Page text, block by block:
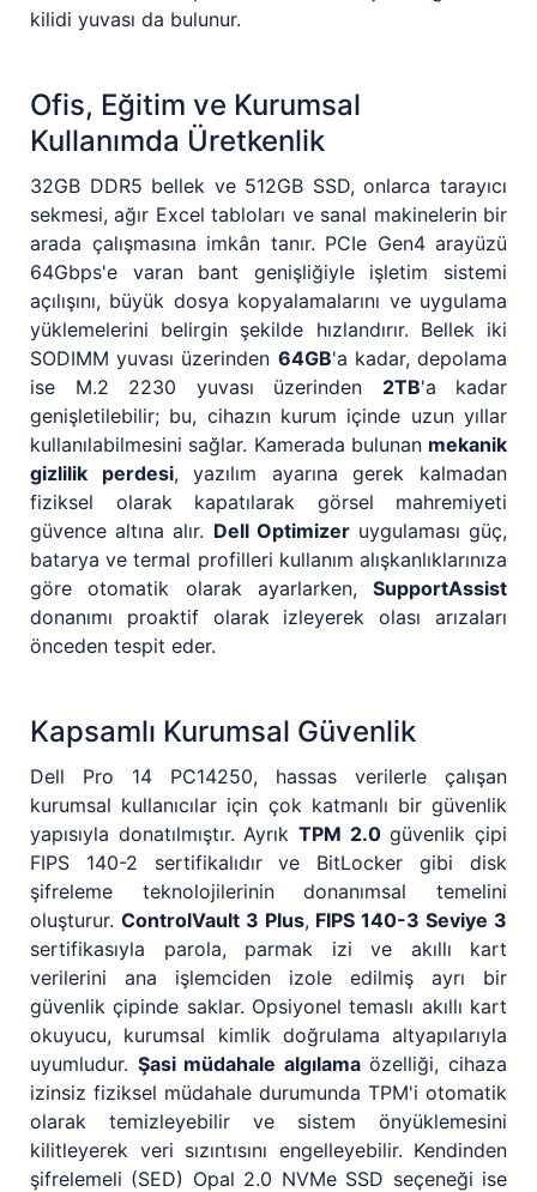
kilidi yuvası da bulunur.
Ofis, Eğitim ve Kurumsal
Kullanımda Üretkenlik
32GB DDR5 bellek ve 512GB SSD, onlarca tarayıcı
sekmesi, ağır Excel tabloları ve sanal makinelerin bir
arada çalışmasına imkân tanır. PCIe Gen4 arayüzü
64Gbps'e varan bant genişliğiyle işletim sistemi
açılışını, büyük dosya kopyalamalarını ve uygulama
yüklemelerini belirgin şekilde hızlandırır. Bellek iki
SODIMM yuvası üzerinden 64GB'a kadar, depolama
ise M.2 2230 yuvası üzerinden 2TB'a kadar
genişletilebilir; bu, cihazın kurum içinde uzun yıllar
kullanılabilmesini sağlar. Kamerada bulunan mekanik
gizlilik perdesi, yazılım ayarına gerek kalmadan
fiziksel olarak kapatılarak görsel mahremiyeti
güvence altına alır. Dell Optimizeruygulaması güç,
batarya ve termal profilleri kullanım alışkanlıklarınıza
göre otomatik olarak ayarlarken, SupportAssist
donanımı proaktif olarak izleyerek olası arızaları
önceden tespit eder.
Kapsamlı Kurumsal Güvenlik
Dell Pro 14 PC14250, hassas verilerle çalışan
kurumsal kullanıcılar için çok katmanlı bir güvenlik
yapısıyla donatılmıştır. Ayrık TPM 2.0güvenlik çipi
FIPS 140-2 sertifikalıdır ve BitLocker gibi disk
şifreleme teknolojilerinin donanımsal temelini
oluşturur. ControlVault 3 Plus, FIPS 140-3 Seviye 3
sertifikasıyla parola, parmak izi ve akıllı kart
verilerini ana işlemciden izole edilmiş ayrı bir
güvenlik çipinde saklar. Opsiyonel temaslı akıllı kart
okuyucu, kurumsal kimlik doğrulama altyapılarıyla
uyumludur. Şasi müdahale algılamaözelliği, cihaza
izinsiz fiziksel müdahale durumunda TPM'i otomatik
olarak temizleyebilir ve sistem önyüklemesini
kilitleyerek veri sızıntısını engelleyebilir. Kendinden
şifrelemeli (SED) Opal 2.0 NVMe SSD seçeneği ise